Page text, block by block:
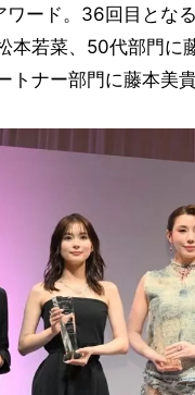
ワード。36回目とな
本若菜、50代部門に
トナー部門に藤本美